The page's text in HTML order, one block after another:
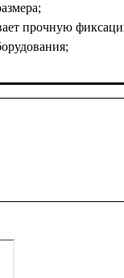
прочную